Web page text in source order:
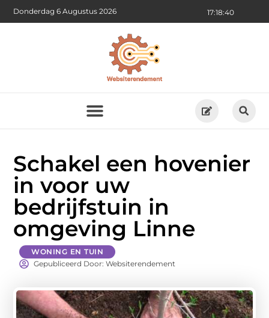
17:18:41
Donderdag 6 Augustus 2026
Schakel een hovenier
in voor uw
bedrijfstuin in
omgeving Linne
WONING EN TUIN
Gepubliceerd Door: Websiterendement